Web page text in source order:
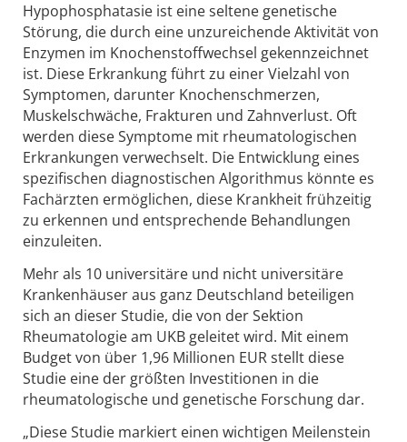
Hypophosphatasie ist eine seltene genetische
Störung, die durch eine unzureichende Aktivität von
Enzymen im Knochenstoffwechsel gekennzeichnet
ist. Diese Erkrankung führt zu einer Vielzahl von
Symptomen, darunter Knochenschmerzen,
Muskelschwäche, Frakturen und Zahnverlust. Oft
werden diese Symptome mit rheumatologischen
Erkrankungen verwechselt. Die Entwicklung eines
spezifischen diagnostischen Algorithmus könnte es
Fachärzten ermöglichen, diese Krankheit frühzeitig
zu erkennen und entsprechende Behandlungen
einzuleiten.
Mehr als 10 universitäre und nicht universitäre
Krankenhäuser aus ganz Deutschland beteiligen
sich an dieser Studie, die von der Sektion
Rheumatologie am UKB geleitet wird. Mit einem
Budget von über 1,96 Millionen EUR stellt diese
Studie eine der größten Investitionen in die
rheumatologische und genetische Forschung dar.
„Diese Studie markiert einen wichtigen Meilenstein